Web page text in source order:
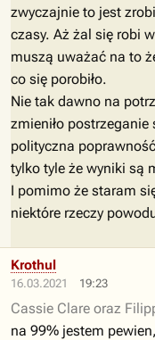
zwyczajnie to jest
czasy. Aż żal się robi
muszą uważać na to
co się porobiło.
Nie tak dawno na
zmieniło
polityczna
tylko tyle że wyniki są
I pomimo że staram
niektóre rzeczy
16.03.2021 19:23
Krothul
Cassie Clare oraz
na 99% jestem